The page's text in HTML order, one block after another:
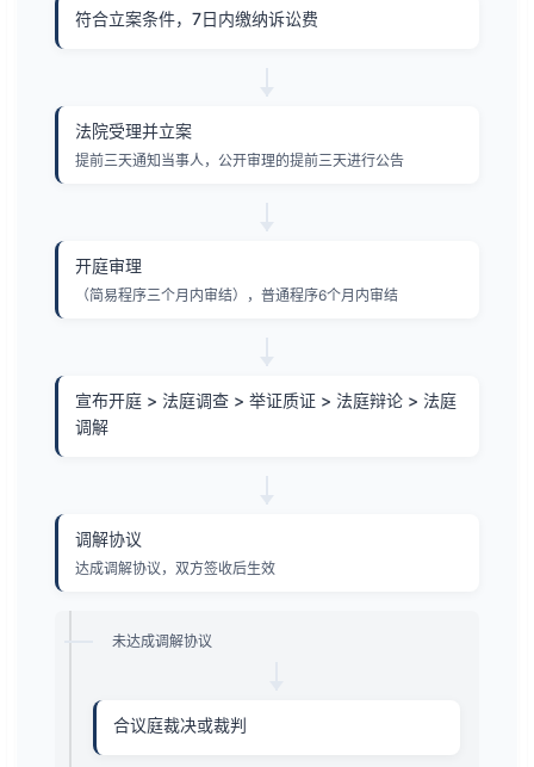
符合立案条件，7日内缴纳诉讼费
法院受理并立案
提前三天通知当事人，公开审理的提前三天进行公告
开庭审理
（简易程序三个月内审结），普通程序6个月内审结
宣布开庭 > 法庭调查 > 举证质证 > 法庭辩论 > 法庭
调解
调解协议
达成调解协议，双方签收后生效
未达成调解协议
合议庭裁决或裁判